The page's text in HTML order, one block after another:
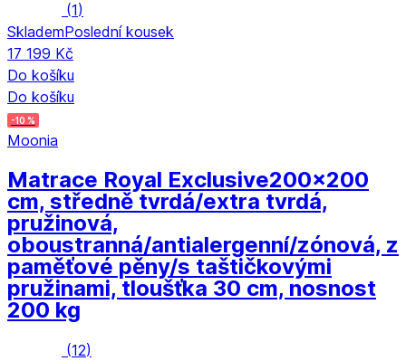
(1)
SklademPoslední kousek
17 199 Kč
Do košíku
Do košíku
-10 %
Moonia
Matrace Royal Exclusive200x200
cm, středně tvrdá/extra tvrdá,
pružinová,
oboustranná/antialergenní/zónová, z
paměťové pěny/s taštičkovými
pružinami, tloušťka 30 cm, nosnost
200 kg
(12)